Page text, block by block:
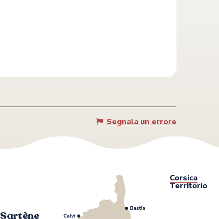
Segnala un errore
Corsica
Territorio